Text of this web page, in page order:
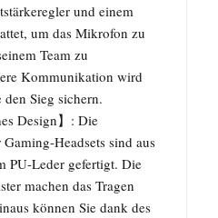
und einem
um das Mikrofon zu
Team zu
Kommunikation wird
den Sieg sichern.
Design】: Die
Headsets sind aus
PU-Leder gefertigt. Die
machen das Tragen
können Sie dank des